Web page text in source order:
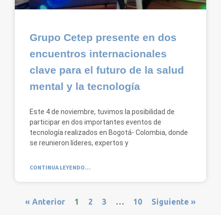
Grupo Cetep presente en dos
encuentros internacionales
clave para el futuro de la salud
mental y la tecnología
Este 4 de noviembre, tuvimos la posibilidad de
participar en dos importantes eventos de
tecnología realizados en Bogotá- Colombia, donde
se reunieron líderes, expertos y
CONTINUA LEYENDO...
« Anterior 1 2 3 … 10 Siguiente »